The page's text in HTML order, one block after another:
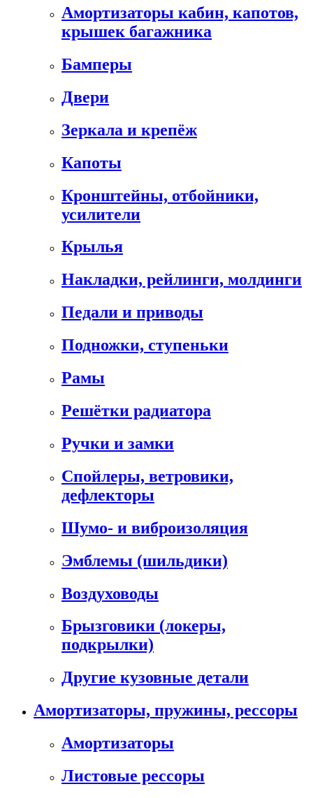
Амортизаторы кабин, капотов,
крышек багажника
Бамперы
Двери
Зеркала и крепёж
Капоты
Кронштейны, отбойники,
усилители
Крылья
Накладки, рейлинги, молдинги
Педали и приводы
Подножки, ступеньки
Рамы
Решётки радиатора
Ручки и замки
Спойлеры, ветровики,
дефлекторы
Шумо- и виброизоляция
Эмблемы (шильдики)
Воздуховоды
Брызговики (локеры,
подкрылки)
Другие кузовные детали
Амортизаторы, пружины, рессоры
Амортизаторы
Листовые рессоры